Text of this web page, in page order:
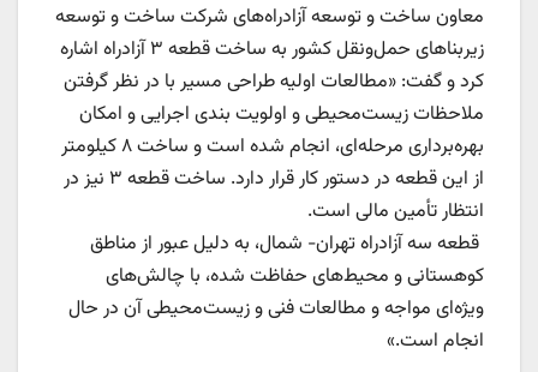
معاون ساخت و توسعه آزادراه‌های شرکت ساخت و توسعه
زیربناهای حمل‌ونقل کشور به ساخت قطعه ۳ آزادراه اشاره
کرد و گفت: «مطالعات اولیه طراحی مسیر با در نظر گرفتن
ملاحظات زیست‌محیطی و اولویت بندی اجرایی و امکان
بهره‌برداری مرحله‌ای، انجام شده است و ساخت ۸ کیلومتر
از این قطعه در دستور کار قرار دارد. ساخت قطعه ۳ نیز در
انتظار تأمین مالی است.
‌ قطعه سه آزادراه تهران- شمال، به دلیل عبور از مناطق
کوهستانی و محیط‌های حفاظت شده، با چالش‌های
ویژه‌ای مواجه و مطالعات فنی و زیست‌محیطی آن در حال
انجام است.»